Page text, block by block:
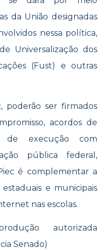
da União designadas
nessa política,
Universalização dos
(Fust) e outras
poderão ser firmados
acordos de
de execução com
pública federal,
é complementar a
e municipais
nas escolas.
autorizada
Senado)